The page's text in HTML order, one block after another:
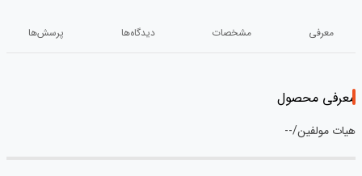
معرفی مشخصات دیدگاه‌ها پرسش‌ها
معرفی محصول
هیات مولفین/--